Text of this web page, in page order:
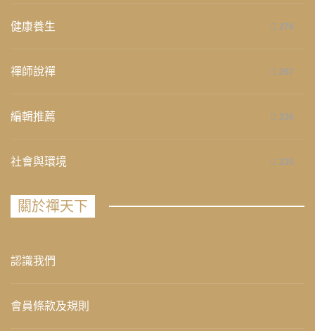
健康養生 276
禪師說禪 267
編輯推薦 236
社會與環境 235
關於禪天下
認識我們
會員條款及規則